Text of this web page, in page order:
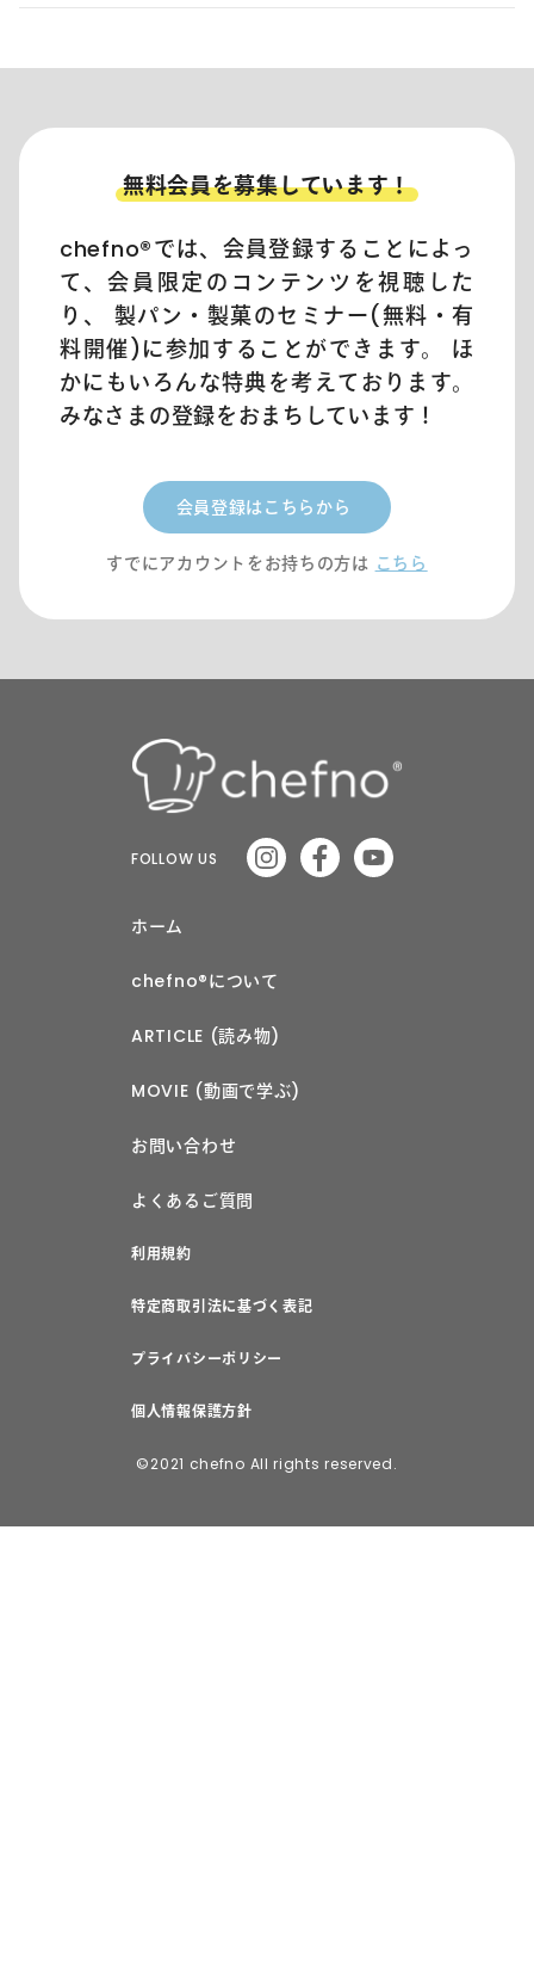
無料会員を募集しています！
chefno®︎では、会員登録することによっ
て、会員限定のコンテンツを視聴した
り、 製パン・製菓のセミナー(無料・有
料開催)に参加することができます。 ほ
かにもいろんな特典を考えております。
みなさまの登録をおまちしています！
会員登録はこちらから
すでにアカウントをお持ちの方は こちら
FOLLOW US
ホーム
chefno®︎について
ARTICLE (読み物)
MOVIE (動画で学ぶ)
お問い合わせ
よくあるご質問
利用規約
特定商取引法に基づく表記
プライバシーポリシー
個人情報保護方針
©2021 chefno All rights reserved.